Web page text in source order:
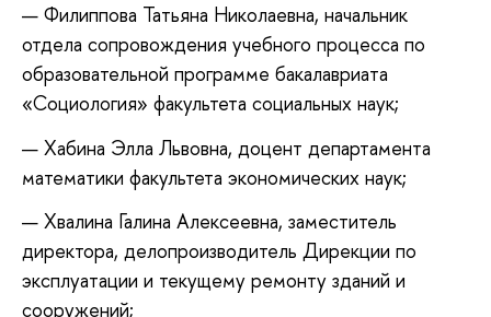
Филиппова Татьяна Николаевна, начальник
отдела сопровождения учебного процесса по
образовательной программе бакалавриата
«Социология» факультета социальных наук;
Хабина Элла Львовна, доцент департамента
математики факультета экономических наук;
Хвалина Галина Алексеевна, заместитель
директора, делопроизводитель Дирекции по
эксплуатации и текущему ремонту зданий и
сооружений;